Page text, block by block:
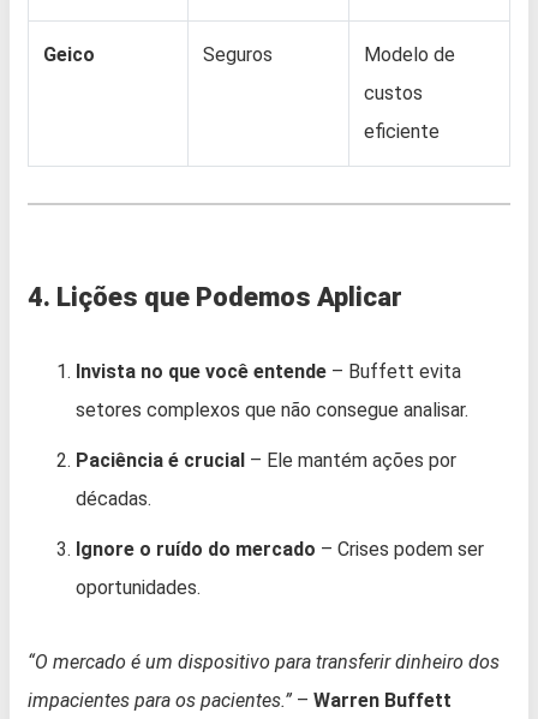
Geico Seguros
Modelo de
custos
eficiente
4. Lições que Podemos Aplicar
Invista no que você entende – Buffett evita
setores complexos que não consegue analisar.
Paciência é crucial – Ele mantém ações por
décadas.
Ignore o ruído do mercado – Crises podem ser
oportunidades.
“O mercado é um dispositivo para transferir dinheiro dos
impacientes para os pacientes.” – Warren Buffett